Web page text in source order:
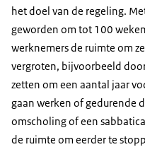
het doel van de regeling.
geworden om tot 100
werknemers de ruimte om
vergroten, bijvoorbeeld
zetten om een aantal jaar
gaan werken of gedurende
omscholing of een
de ruimte om eerder te